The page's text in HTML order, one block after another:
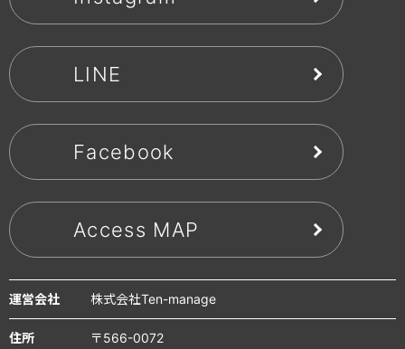
LINE
Facebook
Access MAP
運営会社 株式会社Ten-manage
住所
〒566-0072